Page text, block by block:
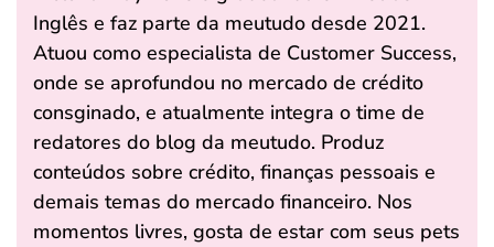
Inglês e faz parte da meutudo desde 2021.
Atuou como especialista de Customer Success,
onde se aprofundou no mercado de crédito
consginado, e atualmente integra o time de
redatores do blog da meutudo. Produz
conteúdos sobre crédito, finanças pessoais e
demais temas do mercado financeiro. Nos
momentos livres, gosta de estar com seus pets